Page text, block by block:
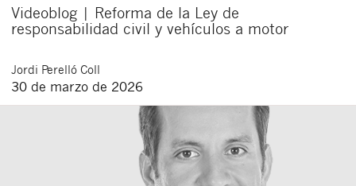
Videoblog | Reforma de la Ley de
responsabilidad civil y vehículos a motor
Jordi Perelló Coll
30 de marzo de 2026